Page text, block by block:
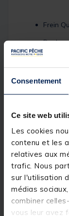
Consentement
Ce site web
Les cookies
contenu et les
relatives aux
trafic. Nous
sur l'utilisation
médias
combiner
vous leur avez
Frein
Bâti
en
Bobine
Wrap)
Line
sans
manuel
Détails